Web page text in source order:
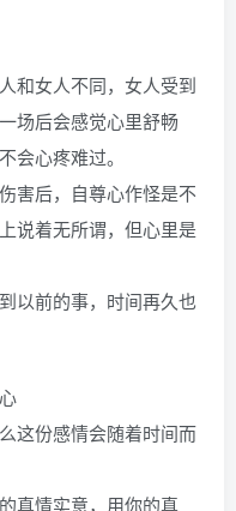
和女人不同，女人受到
场后会感觉心里舒畅
会心疼难过。
害后，自尊心作怪是不
说着无所谓，但心里是
以前的事，时间再久也
这份感情会随着时间而
真情实意，用你的真